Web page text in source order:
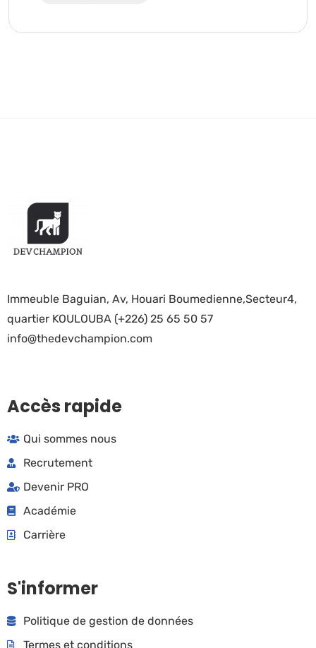
Immeuble Baguian, Av, Houari Boumedienne,Secteur4,
quartier KOULOUBA (+226) 25 65 50 57
info@thedevchampion.com
Accès rapide
Qui sommes nous
Recrutement
Devenir PRO
Académie
Carrière
S'informer
Politique de gestion de données
Termes et conditions